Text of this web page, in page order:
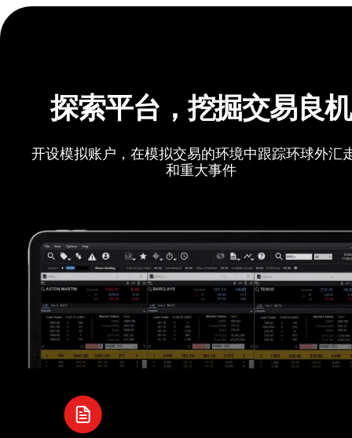
探索平台，挖掘交易良机
开设模拟账户，在模拟交易的环境中跟踪环球外汇
和重大事件